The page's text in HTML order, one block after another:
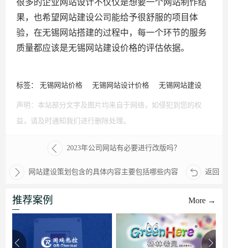
很多的企业网站设计不仅仅是想要一个网站制作结
果，也希望网站建设公司能给予很舒服的项目体
验，在无锡网站搭建的过程中，每一个环节的服务
质量都应该是无锡网站建设价格的评估依据。
标签：无锡网站价格 无锡网站设计价格 无锡网站建设
声明：本站部分文字及图片均来自于网络，如侵犯到您的权
益，请及时通知我们进行删除处理。
2023年公司网站有必要进行改版吗？
网站建设策划包含的具体内容主要包括哪些内容 返回
More →
推荐案例